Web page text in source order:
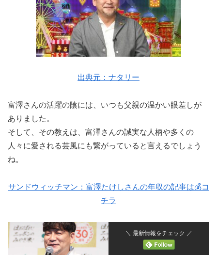
出典元：ナタリー
富澤さんの活躍の陰には、いつも父親の温かい眼差しが
ありました。
そして、その教えは、富澤さんの誠実な人柄や多くの
人々に愛される芸風にも繋がっていると言えるでしょう
ね。
サンドウィッチマン：富澤たけしさんの年収の記事は💰コ
チラ
＼ 最新情報をチェック ／